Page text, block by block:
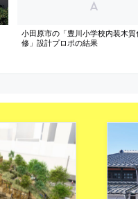
小田原市の「豊川小学校内装木質
修」設計プロポの結果